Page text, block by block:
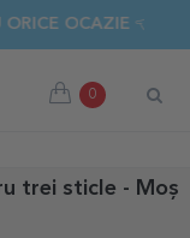
👈
0
trei sticle - Moș